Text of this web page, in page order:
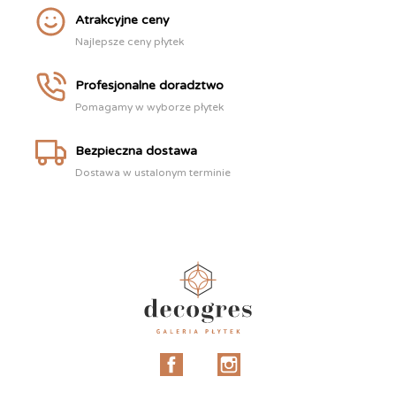
Atrakcyjne ceny
Najlepsze ceny płytek
Profesjonalne doradztwo
Pomagamy w wyborze płytek
Bezpieczna dostawa
Dostawa w ustalonym terminie
Facebook